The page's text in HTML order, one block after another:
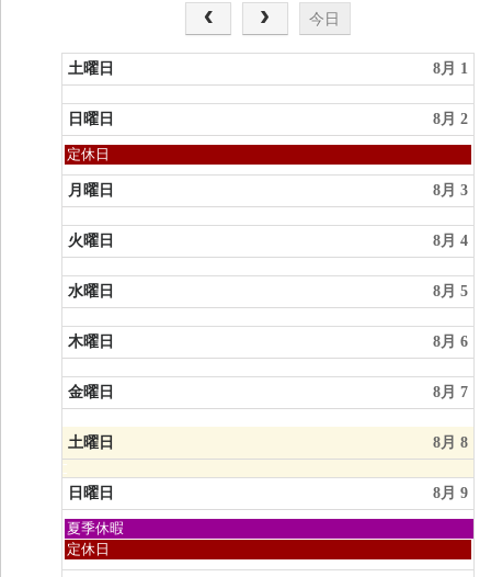
今日
土曜日 8月 1
日曜日 8月 2
日
日,
8
月
2nd
2026
定休日
月曜日 8月 3
火曜日 8月 4
水曜日 8月 5
木曜日 8月 6
金曜日 8月 7
土曜日 8月 8
日曜日 8月 9
日
曜
日,
夏季休暇
日
定休日